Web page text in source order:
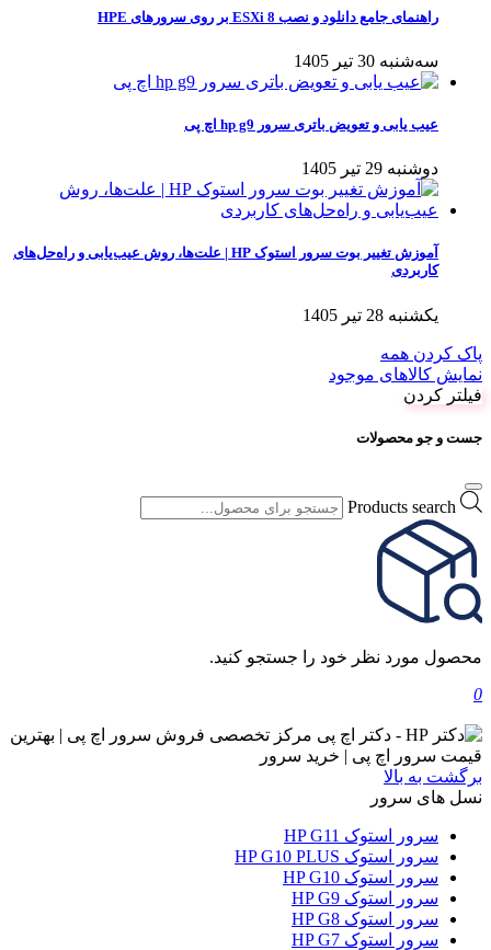
راهنمای جامع دانلود و نصب ESXi 8 بر روی سرورهای HPE
سه‌شنبه 30 تیر 1405
عیب یابی و تعویض باتری سرور hp g9 اچ پی
دوشنبه 29 تیر 1405
آموزش تغییر بوت سرور استوک HP | علت‌ها، روش عیب‌یابی و راه‌حل‌های
کاربردی
یکشنبه 28 تیر 1405
پاک کردن همه
نمایش کالاهای موجود
فیلتر کردن
جست و جو محصولات
Products search
محصول مورد نظر خود را جستجو کنید.
0
برگشت به بالا
نسل های سرور
سرور استوک HP G11
سرور استوک HP G10 PLUS
سرور استوک HP G10
سرور استوک HP G9
سرور استوک HP G8
سرور استوک HP G7